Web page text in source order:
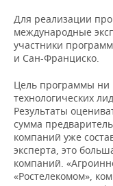
Для реализации
международные
участники
и Сан-Франциско.
Цель программы ни
технологических
Результаты
сумма
компаний уже
эксперта, это
компаний.
«Ростелекомом»,